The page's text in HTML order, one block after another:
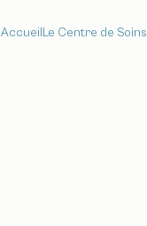
Accueil Le Centre de